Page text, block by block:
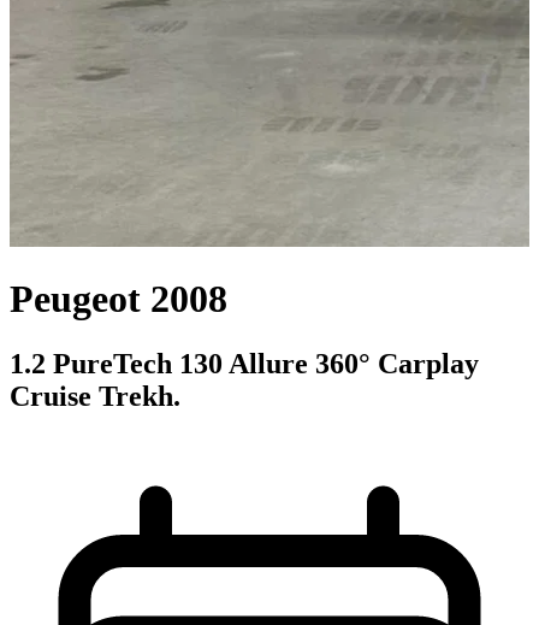
Peugeot 2008
1.2 PureTech 130 Allure 360° Carplay
Cruise Trekh.